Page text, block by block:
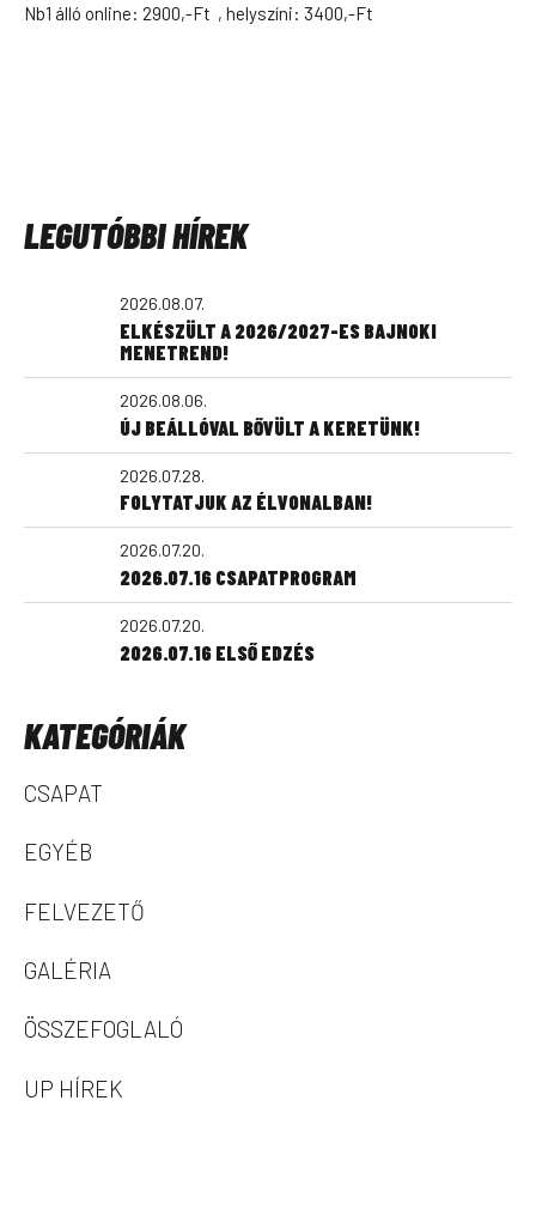
Nb1 álló online: 2900,-Ft , helyszíni: 3400,-Ft
LEGUTÓBBI HÍREK
2026.08.07.
ELKÉSZÜLT A 2026/2027-ES BAJNOKI
MENETREND!
2026.08.06.
ÚJ BEÁLLÓVAL BŐVÜLT A KERETÜNK!
2026.07.28.
FOLYTATJUK AZ ÉLVONALBAN!
2026.07.20.
2026.07.16 CSAPATPROGRAM
2026.07.20.
2026.07.16 ELSŐ EDZÉS
KATEGÓRIÁK
CSAPAT
EGYÉB
FELVEZETŐ
GALÉRIA
ÖSSZEFOGLALÓ
UP HÍREK